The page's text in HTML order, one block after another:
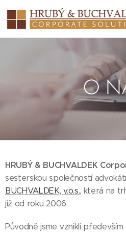
O
HRUBÝ & BUCHVALDEK
sesterskou společností
BUCHVALDEK, v.o.s., která na
již od roku 2006.
Původně jsme vznikli